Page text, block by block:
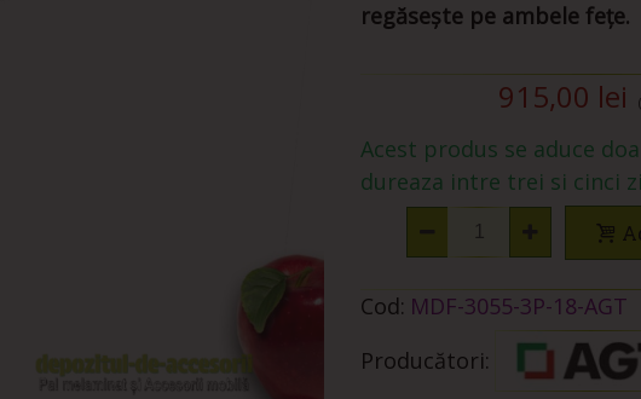
regăsește pe ambele fețe.
915,00 lei
Acest produs se aduce
dureaza intre trei si cinci
Cod: MDF-3055-3P-18-AGT
Producători: